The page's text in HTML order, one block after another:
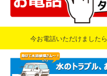
今お電話いただけましたら